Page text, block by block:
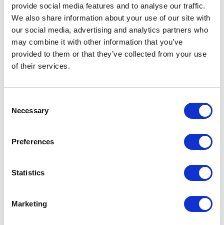
provide social media features and to analyse our traffic.
We also share information about your use of our site with
our social media, advertising and analytics partners who
may combine it with other information that you’ve
provided to them or that they’ve collected from your use
of their services.
Selection
Necessary
Preferences
Statistics
Marketing
10 werkstress verminderen tips voor meer rust op het werk nu
Je agenda zit vol, je mailbox loopt over en aan het eind van de
dag voel je je leeg. Herkenbaar? Dan ben je niet de enige. Uit
cijfers van TNO blijkt dat werkstress de belangrijkste oorzaak is
van ziekteverzuim in Nederland. Gelukkig kun je
Lees verder »
Praktisch veranderingsmanagement stappenplan in 8